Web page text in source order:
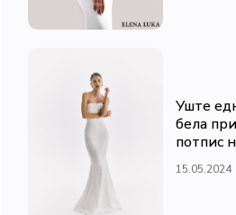
Уште
бела
потпис
15.05.2024